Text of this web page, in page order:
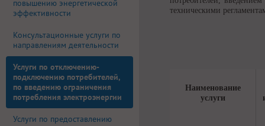
техническими
Наименование
услуги
повышению энергетической
эффективности
Консультационные услуги по
направлениям деятельности
Услуги по отключению-
подключению потребителей,
по введению ограничения
потребления электроэнергии
Услуги по предоставлению